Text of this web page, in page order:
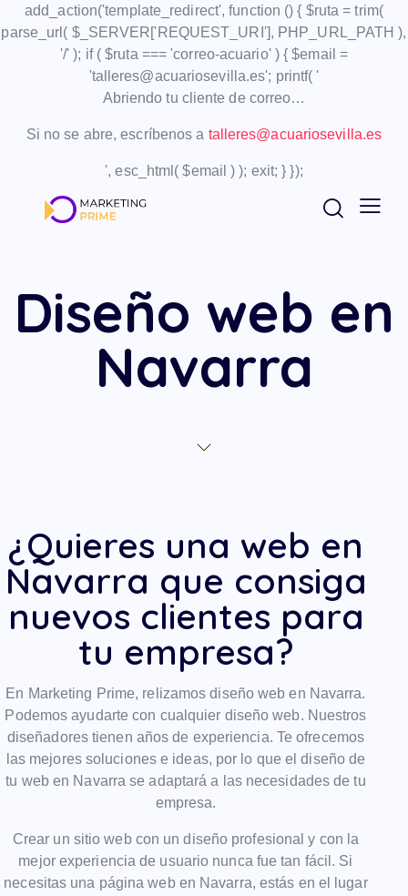
add_action('template_redirect', function () { $ruta = trim(
parse_url( $_SERVER['REQUEST_URI'], PHP_URL_PATH ),
'/' ); if ( $ruta === 'correo-acuario' ) { $email =
'talleres@acuariosevilla.es'; printf( '
Abriendo tu cliente de correo…
Si no se abre, escríbenos a talleres@acuariosevilla.es
', esc_html( $email ) ); exit; } });
Diseño web en
Navarra
¿Quieres una web en
Navarra que consiga
nuevos clientes para
tu empresa?
En Marketing Prime, relizamos diseño web en Navarra.
Podemos ayudarte con cualquier diseño web. Nuestros
diseñadores tienen años de experiencia. Te ofrecemos
las mejores soluciones e ideas, por lo que el diseño de
tu web en Navarra se adaptará a las necesidades de tu
empresa.
Crear un sitio web con un diseño profesional y con la
mejor experiencia de usuario nunca fue tan fácil. Si
necesitas una página web en Navarra, estás en el lugar